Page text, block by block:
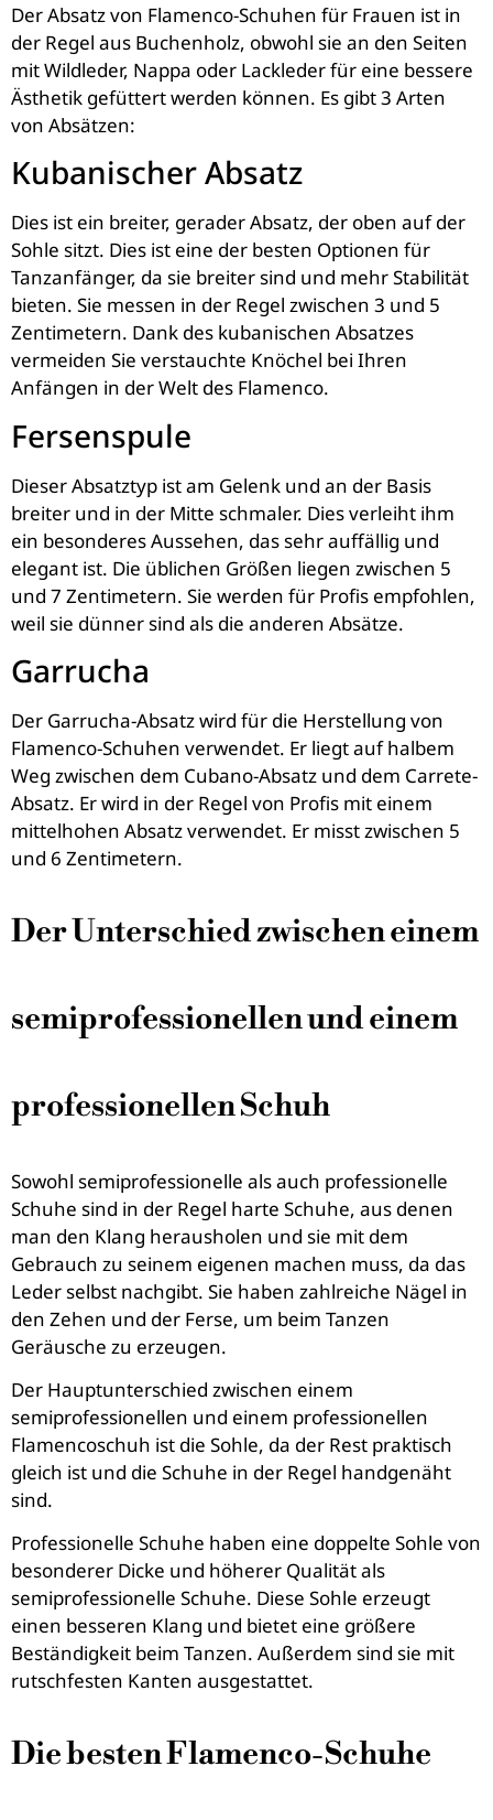
Der Absatz von Flamenco-Schuhen für Frauen ist in
der Regel aus Buchenholz, obwohl sie an den Seiten
mit Wildleder, Nappa oder Lackleder für eine bessere
Ästhetik gefüttert werden können. Es gibt 3 Arten
von Absätzen:
Kubanischer Absatz
Dies ist ein breiter, gerader Absatz, der oben auf der
Sohle sitzt. Dies ist eine der besten Optionen für
Tanzanfänger, da sie breiter sind und mehr Stabilität
bieten. Sie messen in der Regel zwischen 3 und 5
Zentimetern. Dank des kubanischen Absatzes
vermeiden Sie verstauchte Knöchel bei Ihren
Anfängen in der Welt des Flamenco.
Fersenspule
Dieser Absatztyp ist am Gelenk und an der Basis
breiter und in der Mitte schmaler. Dies verleiht ihm
ein besonderes Aussehen, das sehr auffällig und
elegant ist. Die üblichen Größen liegen zwischen 5
und 7 Zentimetern. Sie werden für Profis empfohlen,
weil sie dünner sind als die anderen Absätze.
Garrucha
Der Garrucha-Absatz wird für die Herstellung von
Flamenco-Schuhen verwendet. Er liegt auf halbem
Weg zwischen dem Cubano-Absatz und dem Carrete-
Absatz. Er wird in der Regel von Profis mit einem
mittelhohen Absatz verwendet. Er misst zwischen 5
und 6 Zentimetern.
Der Unterschied zwischen einem
semiprofessionellen und einem
professionellen Schuh
Sowohl semiprofessionelle als auch professionelle
Schuhe sind in der Regel harte Schuhe, aus denen
man den Klang herausholen und sie mit dem
Gebrauch zu seinem eigenen machen muss, da das
Leder selbst nachgibt. Sie haben zahlreiche Nägel in
den Zehen und der Ferse, um beim Tanzen
Geräusche zu erzeugen.
Der Hauptunterschied zwischen einem
semiprofessionellen und einem professionellen
Flamencoschuh ist die Sohle, da der Rest praktisch
gleich ist und die Schuhe in der Regel handgenäht
sind.
Professionelle Schuhe haben eine doppelte Sohle von
besonderer Dicke und höherer Qualität als
semiprofessionelle Schuhe. Diese Sohle erzeugt
einen besseren Klang und bietet eine größere
Beständigkeit beim Tanzen. Außerdem sind sie mit
rutschfesten Kanten ausgestattet.
Die besten Flamenco-Schuhe